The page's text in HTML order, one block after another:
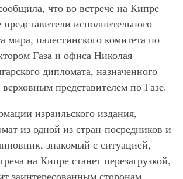
что во встрече на Кипре
исполнительного
мира, палестинского комитета по
Газа и офиса Николая
дипломата, назначенного
представителем по Газе.
израильского издания,
из одной из стран-посредников и
знакомый с ситуацией,
на Кипре станет перезагрузкой,